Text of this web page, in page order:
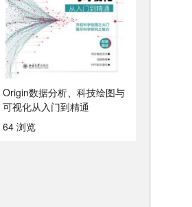
Origin数据分析、科技绘图与
可视化从入门到精通
64 浏览